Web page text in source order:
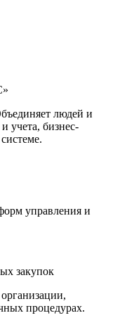
людей и
учета, бизнес-
управления и
закупок
процедурах.